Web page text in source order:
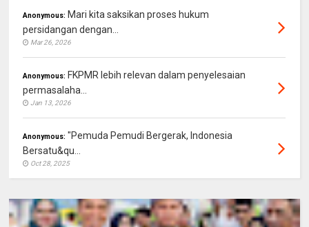
Anonymous: Mari kita saksikan proses hukum
persidangan dengan...
Mar 26, 2026
Anonymous: FKPMR lebih relevan dalam penyelesaian
permasalaha...
Jan 13, 2026
Anonymous: "Pemuda Pemudi Bergerak, Indonesia
Bersatu&qu...
Oct 28, 2025